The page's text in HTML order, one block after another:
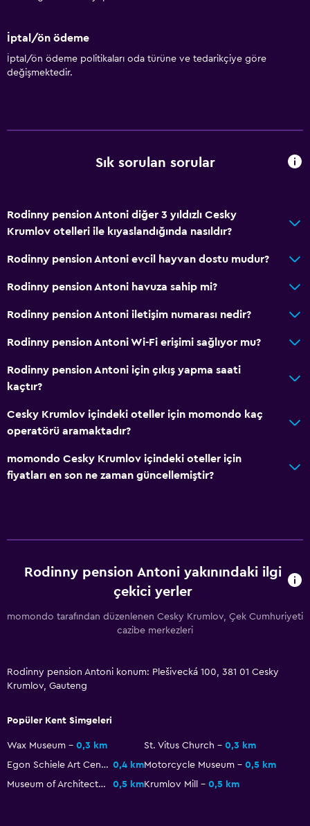
İptal/ön ödeme
İptal/ön ödeme politikaları oda türüne ve tedarikçiye göre
değişmektedir.
Sık sorulan sorular
Rodinny pension Antoni diğer 3 yıldızlı Cesky
Krumlov otelleri ile kıyaslandığında nasıldır?
Rodinny pension Antoni evcil hayvan dostu mudur?
Rodinny pension Antoni havuza sahip mi?
Rodinny pension Antoni iletişim numarası nedir?
Rodinny pension Antoni Wi-Fi erişimi sağlıyor mu?
Rodinny pension Antoni için çıkış yapma saati
kaçtır?
Cesky Krumlov içindeki oteller için momondo kaç
operatörü aramaktadır?
momondo Cesky Krumlov içindeki oteller için
fiyatları en son ne zaman güncellemiştir?
Rodinny pension Antoni yakınındaki ilgi
çekici yerler
momondo tarafından düzenlenen Cesky Krumlov, Çek Cumhuriyeti
cazibe merkezleri
Rodinny pension Antoni konum: Plešivecká 100, 381 01 Cesky
Krumlov, Gauteng
Popüler Kent Simgeleri
Wax Museum 0,3 km St. Vitus Church
0,3 km
Egon Schiele Art Centrum 0,4 kmMotorcycle Museum
0,5 km
Museum of Architecture and Craft
0,5 kmKrumlov Mill 0,5 km